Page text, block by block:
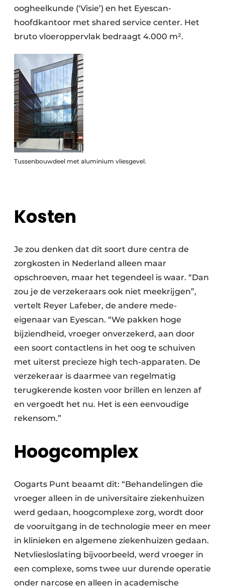
oogheelkunde (‘Visie’) en het Eyescan-
hoofdkantoor met shared service center. Het
bruto vloeroppervlak bedraagt 4.000 m².
Tussenbouwdeel met aluminium vliesgevel.
Kosten
Je zou denken dat dit soort dure centra de
zorgkosten in Nederland alleen maar
opschroeven, maar het tegendeel is waar. “Dan
zou je de verzekeraars ook niet meekrijgen”,
vertelt Reyer Lafeber, de andere mede-
eigenaar van Eyescan. “We pakken hoge
bijziendheid, vroeger onverzekerd, aan door
een soort contactlens in het oog te schuiven
met uiterst precieze high tech-apparaten. De
verzekeraar is daarmee van regelmatig
terugkerende kosten voor brillen en lenzen af
en vergoedt het nu. Het is een eenvoudige
rekensom.”
Hoogcomplex
Oogarts Punt beaamt dit: “Behandelingen die
vroeger alleen in de universitaire ziekenhuizen
werd gedaan, hoogcomplexe zorg, wordt door
de vooruitgang in de technologie meer en meer
in klinieken en algemene ziekenhuizen gedaan.
Netvliesloslating bijvoorbeeld, werd vroeger in
een complexe, soms twee uur durende operatie
onder narcose en alleen in academische